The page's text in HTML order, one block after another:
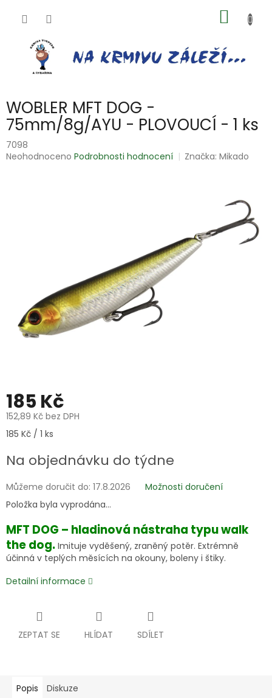
KOŠÍK
WOBLER MFT DOG -
75mm/8g/AYU - PLOVOUCÍ - 1 ks
7098
Průměrné
Neohodnoceno Podrobnosti hodnocení Značka:Mikado
185 Kč
152,89 Kč bez DPH
Měrná
185 Kč / 1 ks
Na objednávku do týdne
Můžeme doručit do: 17.8.2026
Možnosti doručení
Položka byla vyprodána…
MFT DOG – hladinová nástraha typu walk
the dog. Imituje vyděšený, zraněný potěr. Extrémně
účinná v teplých měsících na okouny, boleny i štiky.
Detailní informace
ZEPTAT SE HLÍDAT SDÍLET
Popis Diskuze